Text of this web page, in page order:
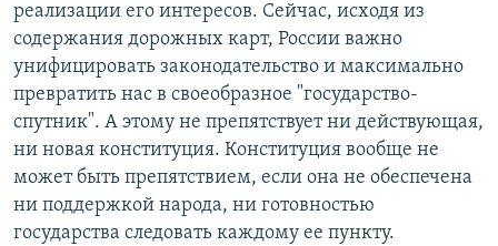
реализации его интересов. Сейчас, исходя из
содержания дорожных карт, России важно
унифицировать законодательство и максимально
превратить нас в своеобразное "государство-
спутник". А этому не препятствует ни действующая,
ни новая конституция. Конституция вообще не
может быть препятствием, если она не обеспечена
ни поддержкой народа, ни готовностью
государства следовать каждому ее пункту.